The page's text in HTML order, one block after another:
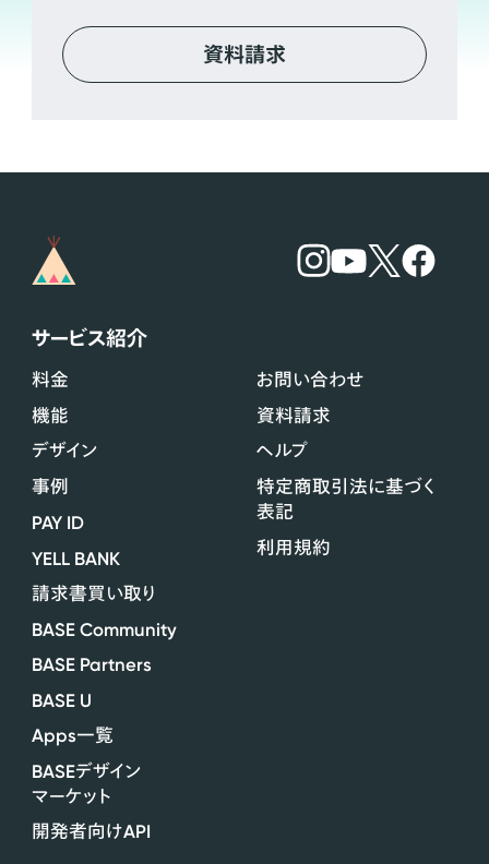
資料請求
サービス紹介
料金
機能
デザイン
事例
PAY ID
YELL BANK
請求書買い取り
BASE Community
BASE Partners
BASE U
Apps一覧
BASEデザイン
マーケット
開発者向けAPI
お問い合わせ
資料請求
ヘルプ
特定商取引法に基づく
表記
利用規約